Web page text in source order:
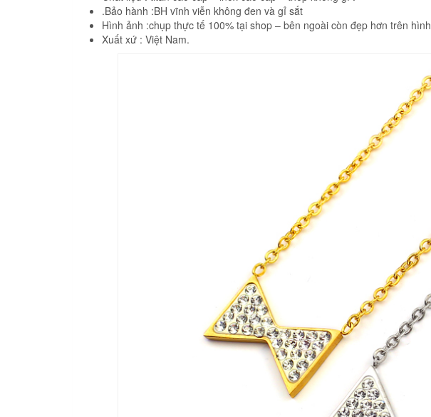
.Bảo hành :BH vĩnh viễn không đen và gỉ sắt
Hình ảnh :chụp thực tế 100% tại shop – bên ngoài còn đẹp hơn trên hình
Xuất xứ : Việt Nam.